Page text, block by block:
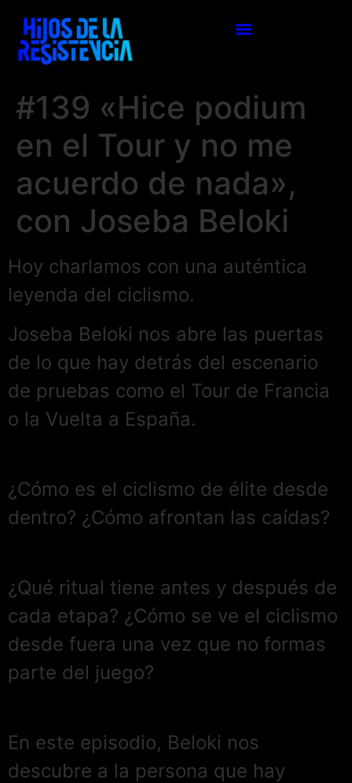
#139 «Hice podium
en el Tour y no me
acuerdo de nada»,
con Joseba Beloki
Hoy charlamos con una auténtica
leyenda del ciclismo.
Joseba Beloki nos abre las puertas
de lo que hay detrás del escenario
de pruebas como el Tour de Francia
o la Vuelta a España.
¿Cómo es el ciclismo de élite desde
dentro? ¿Cómo afrontan las caídas?
¿Qué ritual tiene antes y después de
cada etapa? ¿Cómo se ve el ciclismo
desde fuera una vez que no formas
parte del juego?
En este episodio, Beloki nos
descubre a la persona que hay